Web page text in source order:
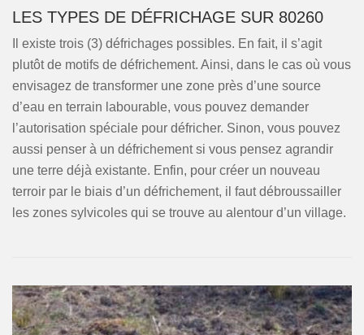
LES TYPES DE DÉFRICHAGE SUR 80260
Il existe trois (3) défrichages possibles. En fait, il s’agit
plutôt de motifs de défrichement. Ainsi, dans le cas où vous
envisagez de transformer une zone près d’une source
d’eau en terrain labourable, vous pouvez demander
l’autorisation spéciale pour défricher. Sinon, vous pouvez
aussi penser à un défrichement si vous pensez agrandir
une terre déjà existante. Enfin, pour créer un nouveau
terroir par le biais d’un défrichement, il faut débroussailler
les zones sylvicoles qui se trouve au alentour d’un village.